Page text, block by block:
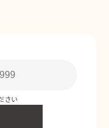
さい